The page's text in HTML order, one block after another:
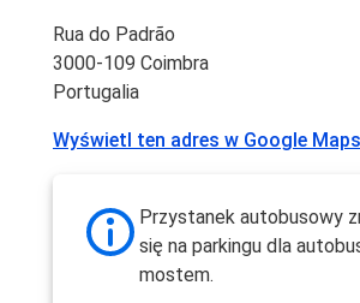
Rua do Padrão
3000-109 Coimbra
Portugalia
Wyświetl ten adres w Google Maps
Przystanek autobusowy
się na parkingu dla
mostem.